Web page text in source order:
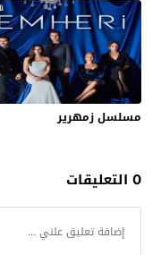
مسلسل زمهرير
0 التعليقات